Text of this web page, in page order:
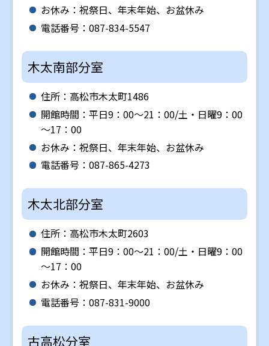
お休み：祝祭日、年末年始、お盆休み
電話番号：087-834-5547
木太南部分室
住所：高松市木太町1486
開館時間：平日9：00～21：00/土・日曜9：00
～17：00
お休み：祝祭日、年末年始、お盆休み
電話番号：087-865-4273
木太北部分室
住所：高松市木太町2603
開館時間：平日9：00～21：00/土・日曜9：00
～17：00
お休み：祝祭日、年末年始、お盆休み
電話番号：087-831-9000
古高松分室